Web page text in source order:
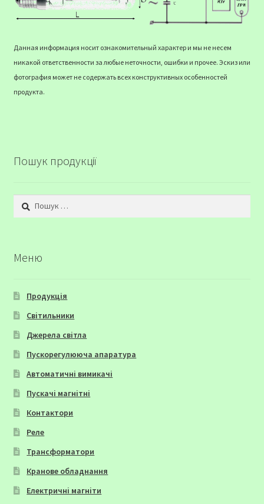
Данная информация носит ознакомительный характер и мы не несем
никакой ответственности за любые неточности, ошибки и прочее. Эскиз или
фотография может не содержать всех конструктивных особенностей
продукта.
Пошук продукції
Пошук:
Меню
Продукція
Світильники
Джерела світла
Пускорегулююча апаратура
Автоматичні вимикачі
Пускачі магнітні
Контактори
Реле
Трансформатори
Кранове обладнання
Електричні магніти